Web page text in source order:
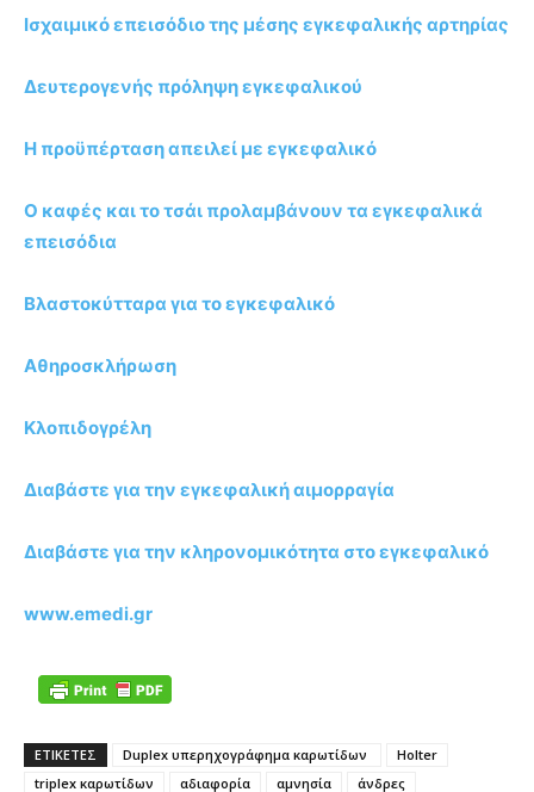
Ισχαιμικό επεισόδιο της μέσης εγκεφαλικής αρτηρίας
Δευτερογενής πρόληψη εγκεφαλικού
Η προϋπέρταση απειλεί με εγκεφαλικό
O καφές και το τσάι προλαμβάνουν τα εγκεφαλικά
επεισόδια
Βλαστοκύτταρα για το εγκεφαλικό
Αθηροσκλήρωση
Κλοπιδογρέλη
Διαβάστε για την εγκεφαλική αιμορραγία
Διαβάστε για την κληρονομικότητα στο εγκεφαλικό
www.emedi.gr
ΕΤΙΚΕΤΕΣ Duplex υπερηχογράφημα καρωτίδων
Holter
triplex καρωτίδων
αδιαφορία αμνησία
άνδρες